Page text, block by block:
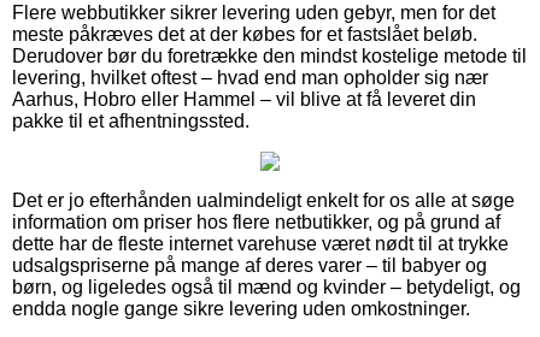
Flere webbutikker sikrer levering uden gebyr, men for det
meste påkræves det at der købes for et fastslået beløb.
Derudover bør du foretrække den mindst kostelige metode til
levering, hvilket oftest – hvad end man opholder sig nær
Aarhus, Hobro eller Hammel – vil blive at få leveret din
pakke til et afhentningssted.
Det er jo efterhånden ualmindeligt enkelt for os alle at søge
information om priser hos flere netbutikker, og på grund af
dette har de fleste internet varehuse været nødt til at trykke
udsalgspriserne på mange af deres varer – til babyer og
børn, og ligeledes også til mænd og kvinder – betydeligt, og
endda nogle gange sikre levering uden omkostninger.